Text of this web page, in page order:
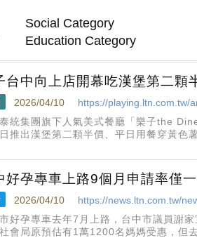
台中向上店開幕吃漢堡第二顆
2026/04/10
https://playing.ltn.com.tw/
統集團旗下人氣美式餐廳「樂子the
推出漢堡第二顆半價、平日用餐穿黃色
好孕專車上路9個月申請率僅
2026/04/10
https://news.ltn.com.tw/
好孕專車去年7月上路，台中市議員謝
會局原預估有1萬1200名媽媽受惠，但